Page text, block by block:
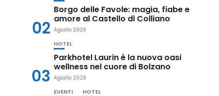
02
Borgo delle Favole: magia, fiabe e
amore al Castello di Colliano
Agosto 2026
03
HOTEL
Parkhotel Laurin è la nuova oasi
wellness nel cuore di Bolzano
Agosto 2026
EVENTI HOTEL